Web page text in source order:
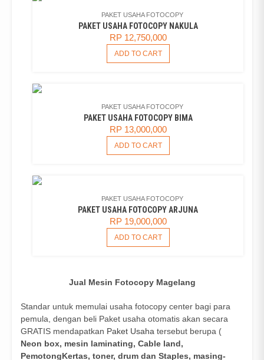
PAKET USAHA FOTOCOPY
PAKET USAHA FOTOCOPY NAKULA
RP12,750,000
ADD TO CART
PAKET USAHA FOTOCOPY
PAKET USAHA FOTOCOPY BIMA
RP13,000,000
ADD TO CART
PAKET USAHA FOTOCOPY
PAKET USAHA FOTOCOPY ARJUNA
RP19,000,000
ADD TO CART
Jual Mesin Fotocopy Magelang
Standar untuk memulai usaha fotocopy center bagi para
pemula, dengan beli Paket usaha otomatis akan secara
GRATIS mendapatkan Paket Usaha tersebut berupa (
Neon box, mesin laminating, Cable land,
PemotongKertas, toner, drum dan Staples, masing-